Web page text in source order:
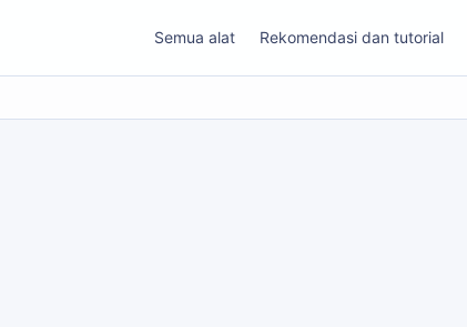
Semua alat Rekomendasi dan tutorial